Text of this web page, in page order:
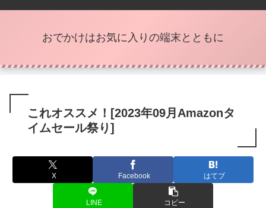
おでかけはお気に入りの端末とともに
これオススメ！[2023年09月Amazonタ
イムセール祭り]
X Facebook はてブ
LINE コピー